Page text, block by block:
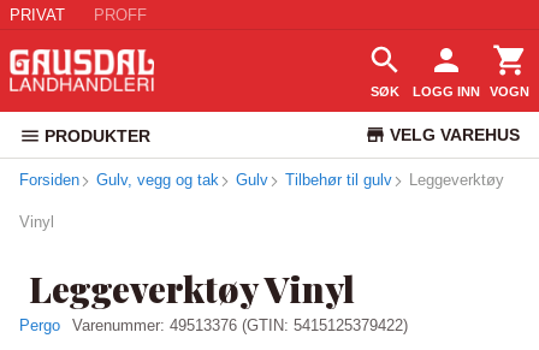
PRIVAT PROFF
SØK LOGG INN VOGN
PRODUKTER VELG VAREHUS
KUNDESERVICE
Forsiden Gulv, vegg og tak Gulv Tilbehør til gulv Leggeverktøy
Vinyl
Leggeverktøy Vinyl
Pergo Varenummer: 49513376 (GTIN: 5415125379422)